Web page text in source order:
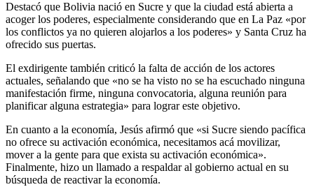
Destacó que Bolivia nació en Sucre y que la ciudad está abierta a
acoger los poderes, especialmente considerando que en La Paz «por
los conflictos ya no quieren alojarlos a los poderes» y Santa Cruz ha
ofrecido sus puertas.
El exdirigente también criticó la falta de acción de los actores
actuales, señalando que «no se ha visto no se ha escuchado ninguna
manifestación firme, ninguna convocatoria, alguna reunión para
planificar alguna estrategia» para lograr este objetivo.
En cuanto a la economía, Jesús afirmó que «si Sucre siendo pacífica
no ofrece su activación económica, necesitamos acá movilizar,
mover a la gente para que exista su activación económica».
Finalmente, hizo un llamado a respaldar al gobierno actual en su
búsqueda de reactivar la economía.